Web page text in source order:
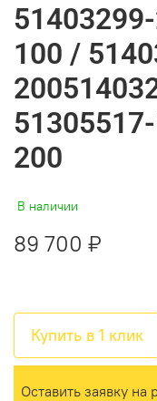
100 /
200
В наличии
89 700 ₽
Купить в 1 клик
Оставить заявку на